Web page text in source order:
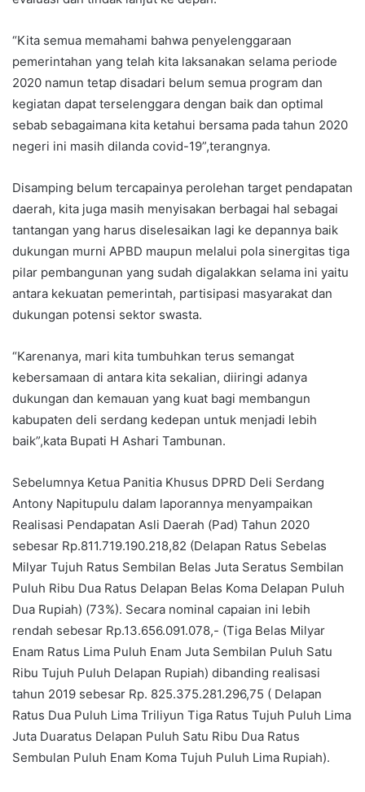
“Kita semua memahami bahwa penyelenggaraan
pemerintahan yang telah kita laksanakan selama periode
2020 namun tetap disadari belum semua program dan
kegiatan dapat terselenggara dengan baik dan optimal
sebab sebagaimana kita ketahui bersama pada tahun 2020
negeri ini masih dilanda covid-19”,terangnya.
Disamping belum tercapainya perolehan target pendapatan
daerah, kita juga masih menyisakan berbagai hal sebagai
tantangan yang harus diselesaikan lagi ke depannya baik
dukungan murni APBD maupun melalui pola sinergitas tiga
pilar pembangunan yang sudah digalakkan selama ini yaitu
antara kekuatan pemerintah, partisipasi masyarakat dan
dukungan potensi sektor swasta.
“Karenanya, mari kita tumbuhkan terus semangat
kebersamaan di antara kita sekalian, diiringi adanya
dukungan dan kemauan yang kuat bagi membangun
kabupaten deli serdang kedepan untuk menjadi lebih
baik”,kata Bupati H Ashari Tambunan.
Sebelumnya Ketua Panitia Khusus DPRD Deli Serdang
Antony Napitupulu dalam laporannya menyampaikan
Realisasi Pendapatan Asli Daerah (Pad) Tahun 2020
sebesar Rp.811.719.190.218,82 (Delapan Ratus Sebelas
Milyar Tujuh Ratus Sembilan Belas Juta Seratus Sembilan
Puluh Ribu Dua Ratus Delapan Belas Koma Delapan Puluh
Dua Rupiah) (73%). Secara nominal capaian ini lebih
rendah sebesar Rp.13.656.091.078,- (Tiga Belas Milyar
Enam Ratus Lima Puluh Enam Juta Sembilan Puluh Satu
Ribu Tujuh Puluh Delapan Rupiah) dibanding realisasi
tahun 2019 sebesar Rp. 825.375.281.296,75 ( Delapan
Ratus Dua Puluh Lima Triliyun Tiga Ratus Tujuh Puluh Lima
Juta Duaratus Delapan Puluh Satu Ribu Dua Ratus
Sembulan Puluh Enam Koma Tujuh Puluh Lima Rupiah).